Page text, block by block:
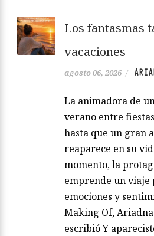
Los fantasmas
vacaciones
agosto 06, 2026 /
La animadora de
verano entre
hasta que un gran
reaparece en su
momento, la
emprende un viaje
emociones y
Making Of,
escribió Y